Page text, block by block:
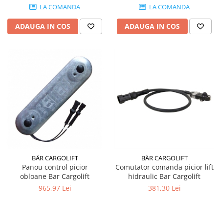
LA COMANDA
ADAUGA IN COS
LA COMANDA
ADAUGA IN COS
BÄR CARGOLIFT
Panou control picior
obloane Bar Cargolift
965,97 Lei
BÄR CARGOLIFT
Comutator comanda picior lift
hidraulic Bar Cargolift
381,30 Lei